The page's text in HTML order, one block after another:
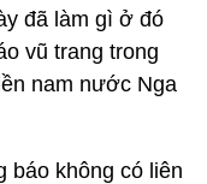
đã làm gì ở đó
vũ trang trong
nam nước Nga
báo không có liên